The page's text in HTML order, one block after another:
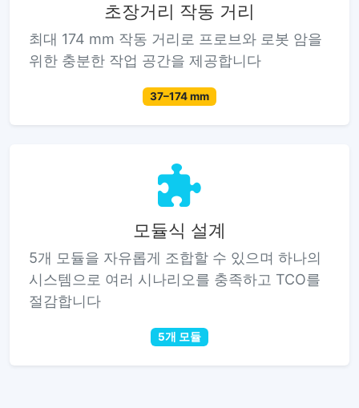
초장거리 작동 거리
최대 174 mm 작동 거리로 프로브와 로봇 암을
위한 충분한 작업 공간을 제공합니다
37–174 mm
모듈식 설계
5개 모듈을 자유롭게 조합할 수 있으며 하나의
시스템으로 여러 시나리오를 충족하고 TCO를
절감합니다
5개 모듈